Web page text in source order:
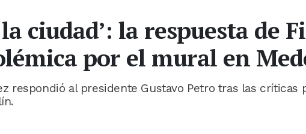
ciudad’: la respuesta de
por el mural en
respondió al presidente Gustavo Petro tras las críticas